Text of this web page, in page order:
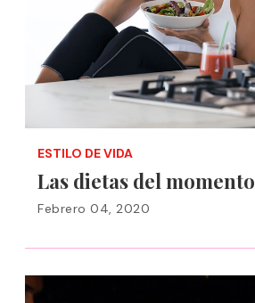
ESTILO DE VIDA
Las dietas del momento
Febrero 04, 2020